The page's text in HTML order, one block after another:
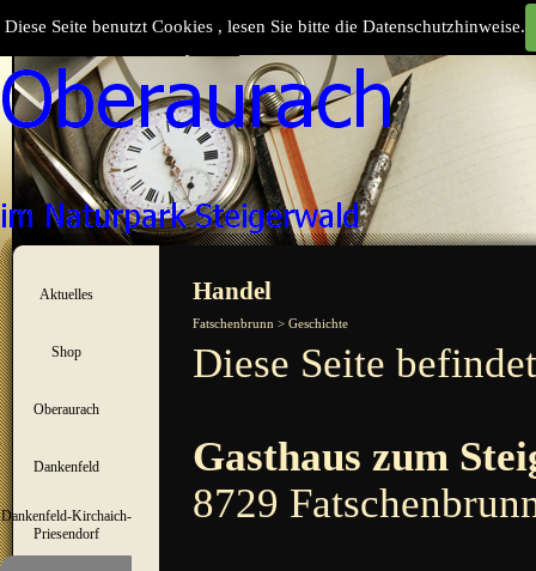
Diese Seite benutzt Cookies , lesen Sie bitte die Datenschutzhinweise.
Menü überspringen
Aktuelles ▼
Shop ▼
Oberaurach
Dankenfeld ▼
Dankenfeld-Kirchaich-
Priesendorf
Handel
Fatschenbrunn > Geschichte
Diese Seite
Gasthaus zum
8729